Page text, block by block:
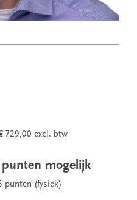
729,00 excl. btw
mogelijk
punten (fysiek)